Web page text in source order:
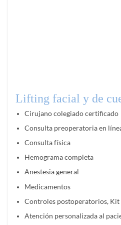
Lifting facial y de
Cirujano colegiado certificado
Consulta preoperatoria en
Consulta física
Hemograma completa
Anestesia general
Medicamentos
Controles postoperatorios,
Atención personalizada al